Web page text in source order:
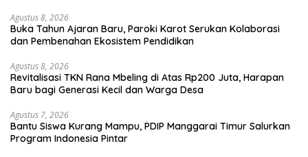
Agustus 8, 2026
Buka Tahun Ajaran Baru, Paroki Karot Serukan Kolaborasi
dan Pembenahan Ekosistem Pendidikan
Agustus 8, 2026
Revitalisasi TKN Rana Mbeling di Atas Rp200 Juta, Harapan
Baru bagi Generasi Kecil dan Warga Desa
Agustus 7, 2026
Bantu Siswa Kurang Mampu, PDIP Manggarai Timur Salurkan
Program Indonesia Pintar